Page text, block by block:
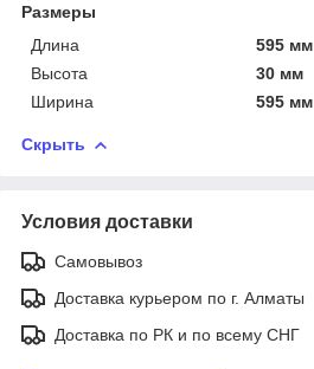
Размеры
Длина
595 мм
Высота
30 мм
Ширина
595 мм
Скрыть
Условия доставки
Самовывоз
Доставка курьером по г. Алматы
Доставка по РК и по всему СНГ